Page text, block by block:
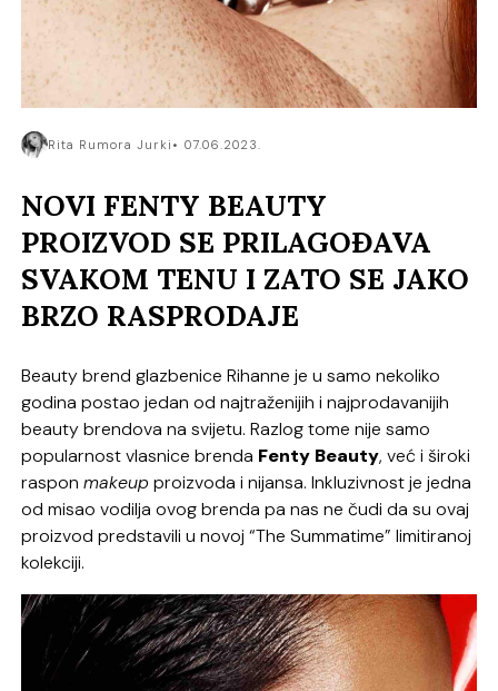
Rita Rumora Jurki 07.06.2023.
NOVI FENTY BEAUTY
PROIZVOD SE PRILAGOĐAVA
SVAKOM TENU I ZATO SE JAKO
BRZO RASPRODAJE
Beauty brend glazbenice Rihanne je u samo nekoliko
godina postao jedan od najtraženijih i najprodavanijih
beauty brendova na svijetu. Razlog tome nije samo
popularnost vlasnice brenda Fenty Beauty, već i široki
rasponmakeup proizvoda i nijansa. Inkluzivnost je jedna
od misao vodilja ovog brenda pa nas ne čudi da su ovaj
proizvod predstavili u novoj “The Summatime” limitiranoj
kolekciji.